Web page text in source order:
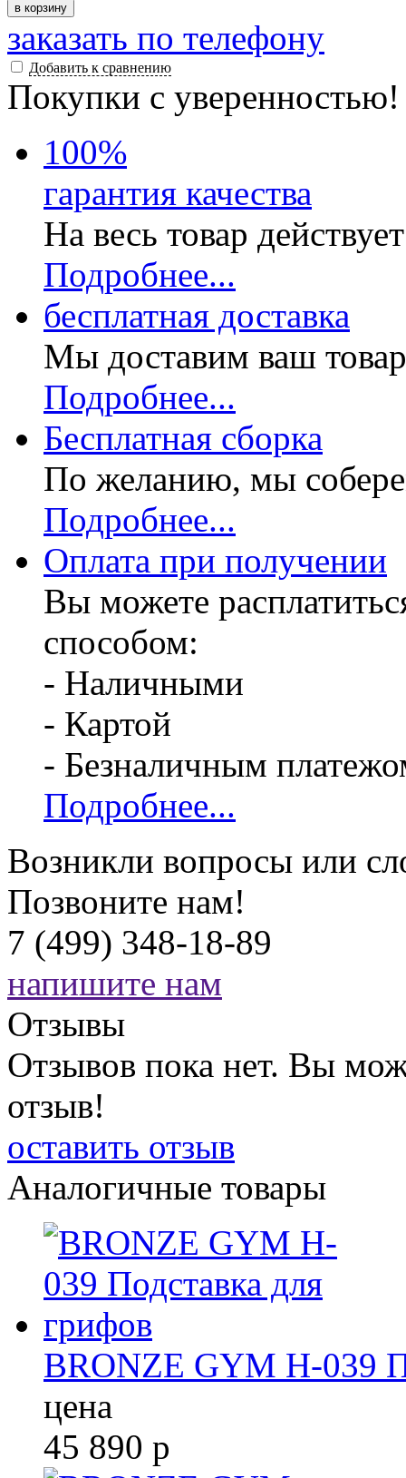
в корзину
заказать по телефону
Добавить к сравнению
Покупки с уверенностью!
100%
гарантия качества
На весь товар
Подробнее...
бесплатная доставка
Мы доставим ваш
Подробнее...
Бесплатная сборка
По желанию, мы
Подробнее...
Оплата при получении
Вы можете
способом:
- Наличными
- Картой
- Безналичным
Подробнее...
Возникли вопросы или
Позвоните нам!
7 (499) 348-18-89
напишите нам
Отзывы
Отзывов пока нет. Вы
отзыв!
оставить отзыв
Аналогичные товары
BRONZE GYM H-039
цена
45 890 р